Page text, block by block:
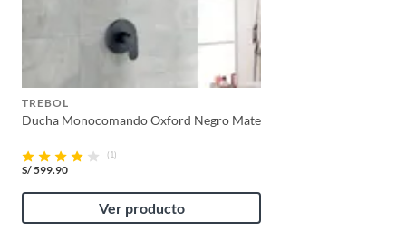
TREBOL
Ducha Monocomando Oxford Negro Mate
(1)
S/599.90
Ver producto